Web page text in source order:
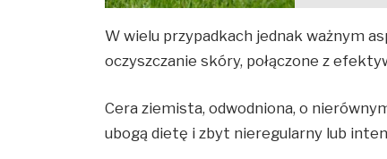
W wielu przypadkach jednak ważnym
oczyszczanie skóry, połączone z
Cera ziemista, odwodniona, o
ubogą dietę i zbyt nieregularny lub